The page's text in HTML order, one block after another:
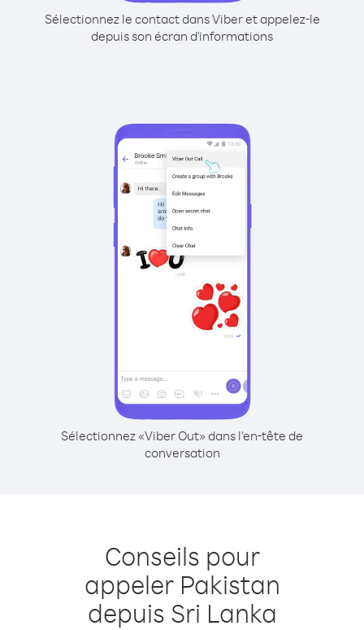
Sélectionnez le contact dans Viber et appelez-le
depuis son écran d'informations
Sélectionnez «Viber Out» dans l'en-tête de
conversation
Conseils pour
appeler Pakistan
depuis Sri Lanka